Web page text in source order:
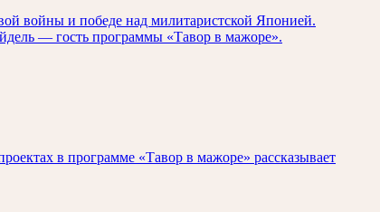
войны и победе над милитаристской Японией.
— гость программы «Тавор в мажоре».
в программе «Тавор в мажоре» рассказывает